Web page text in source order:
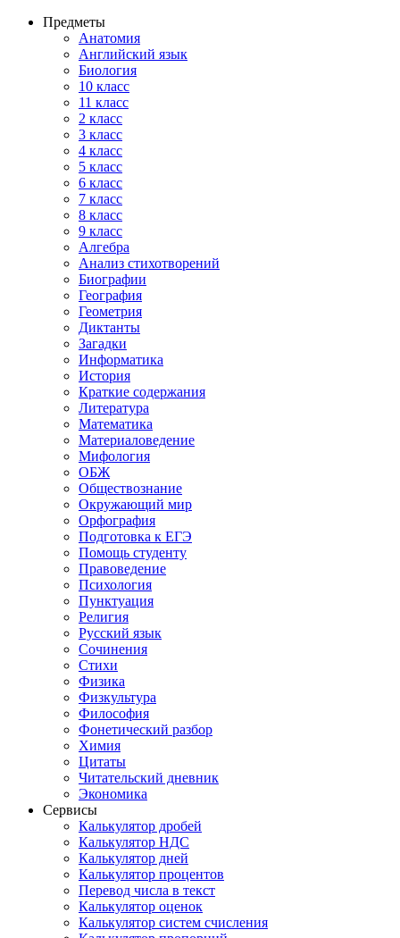
Предметы
Анатомия
Английский язык
Биология
10 класс
11 класс
2 класс
3 класс
4 класс
5 класс
6 класс
7 класс
8 класс
9 класс
Алгебра
Анализ стихотворений
Биографии
География
Геометрия
Диктанты
Загадки
Информатика
История
Краткие содержания
Литература
Математика
Материаловедение
Мифология
ОБЖ
Обществознание
Окружающий мир
Орфография
Подготовка к ЕГЭ
Помощь студенту
Правоведение
Психология
Пунктуация
Религия
Русский язык
Сочинения
Стихи
Физика
Физкультура
Философия
Фонетический разбор
Химия
Цитаты
Читательский дневник
Экономика
Сервисы
Калькулятор дробей
Калькулятор НДС
Калькулятор дней
Калькулятор процентов
Перевод числа в текст
Калькулятор оценок
Калькулятор систем счисления